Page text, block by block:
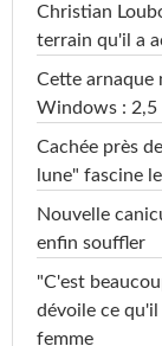
Christian
terrain qu'il a
Cette arnaque
Windows : 2,5
Cachée près
lune" fascine
Nouvelle
enfin souffler
"C'est
dévoile ce
femme